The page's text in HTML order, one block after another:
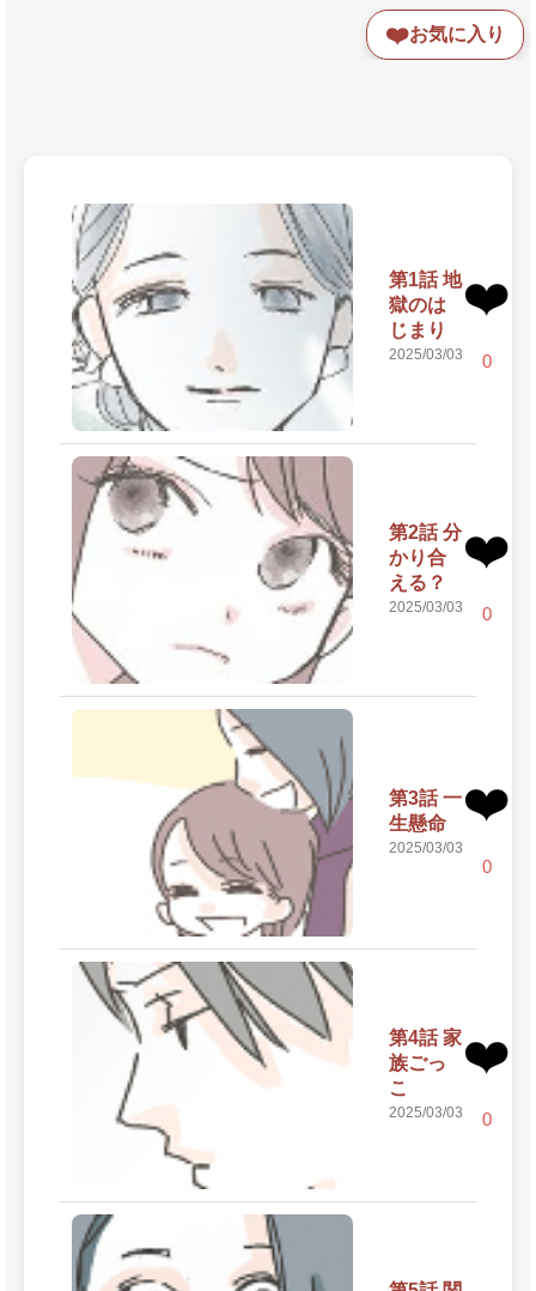
❤️お気に入り
第1話 地
獄のは
じまり
2025/03/03
❤️
0
第2話 分
かり合
える？
2025/03/03
❤️
0
第3話 一
生懸命
2025/03/03
❤️
0
第4話 家
族ごっ
こ
2025/03/03
❤️
0